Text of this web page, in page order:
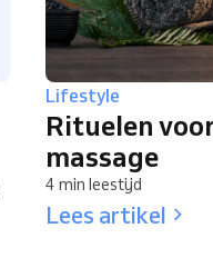
Lifestyle
Rituelen
massage
4 min leestijd
Lees artikel